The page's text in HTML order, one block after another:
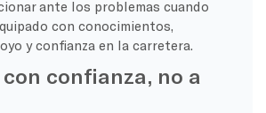
ante los problemas cuando
con conocimientos,
y confianza en la carretera.
confianza, no a